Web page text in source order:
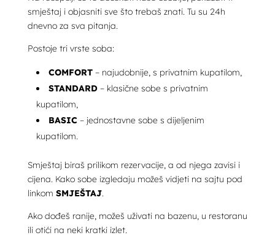
smještaj i objasniti sve što trebaš znati. Tu su 24h
dnevno za sva pitanja.
Postoje tri vrste soba:
COMFORT– najudobnije, s privatnim kupatilom,
STANDARD– klasične sobe s privatnim
kupatilom,
BASIC– jednostavne sobe s dijeljenim
kupatilom.
Smještaj biraš prilikom rezervacije, a od njega zavisi i
cijena. Kako sobe izgledaju možeš vidjeti na sajtu pod
linkom SMJEŠTAJ.
Ako dođeš ranije, možeš uživati na bazenu, u restoranu
ili otići na neki kratki izlet.